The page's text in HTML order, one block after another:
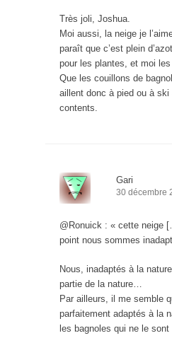
Très joli, Joshua.
Moi aussi, la neige je
paraît que c’est plein
pour les plantes, et moi
Que les couillons de
aillent donc à pied ou à
contents.
Gari
30 décembre
@Ronuick : « cette neige
point nous sommes
Nous, inadaptés à la
partie de la nature…
Par ailleurs, il me semble
parfaitement adaptés à la
les bagnoles qui ne le